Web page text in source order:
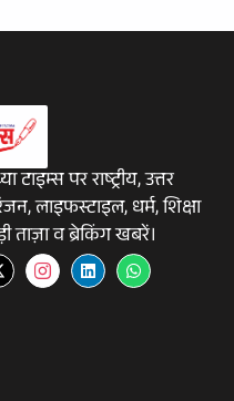
पर राष्ट्रीय, उत्तर
लाइफस्टाइल, धर्म, शिक्षा
ताज़ा व ब्रेकिंग खबरें।